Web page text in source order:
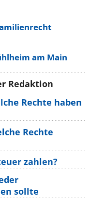
am Main
Redaktion
Rechte haben
Rechte
zahlen?
sollte